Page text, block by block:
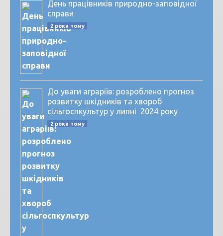
День працівників природно-заповідної
справи
2 роки тому
До уваги аграріїв: розроблено прогноз
розвитку шкідників та хвороб
сільгоспкультур у липні 2024 року
2 роки тому